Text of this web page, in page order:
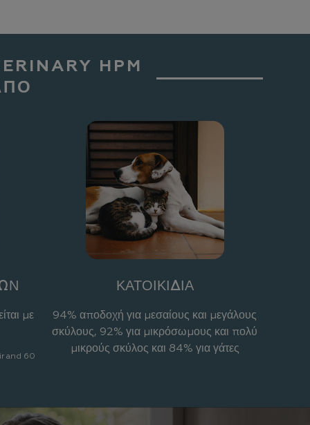
HPM
με
and 60
ΚΑΤΟΙΚΙΔΙΑ
94% αποδοχή για μεσαίους και μεγάλους
σκύλους, 92% για μικρόσωμους και πολύ
μικρούς σκύλος και 84% για γάτες